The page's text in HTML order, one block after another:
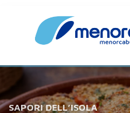
SAPORI DELL’ISOLA